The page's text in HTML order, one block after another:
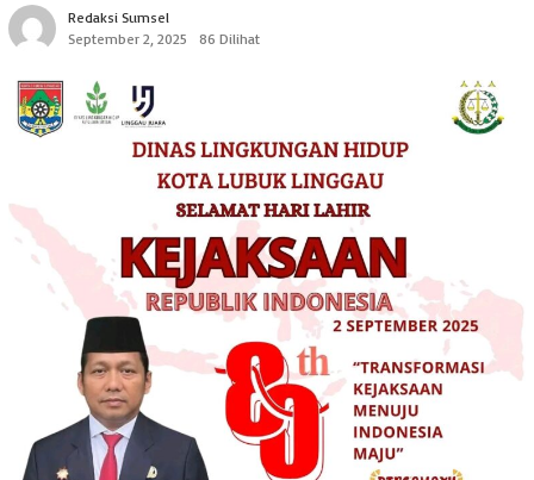
Redaksi Sumsel
September 2, 2025
86 Dilihat